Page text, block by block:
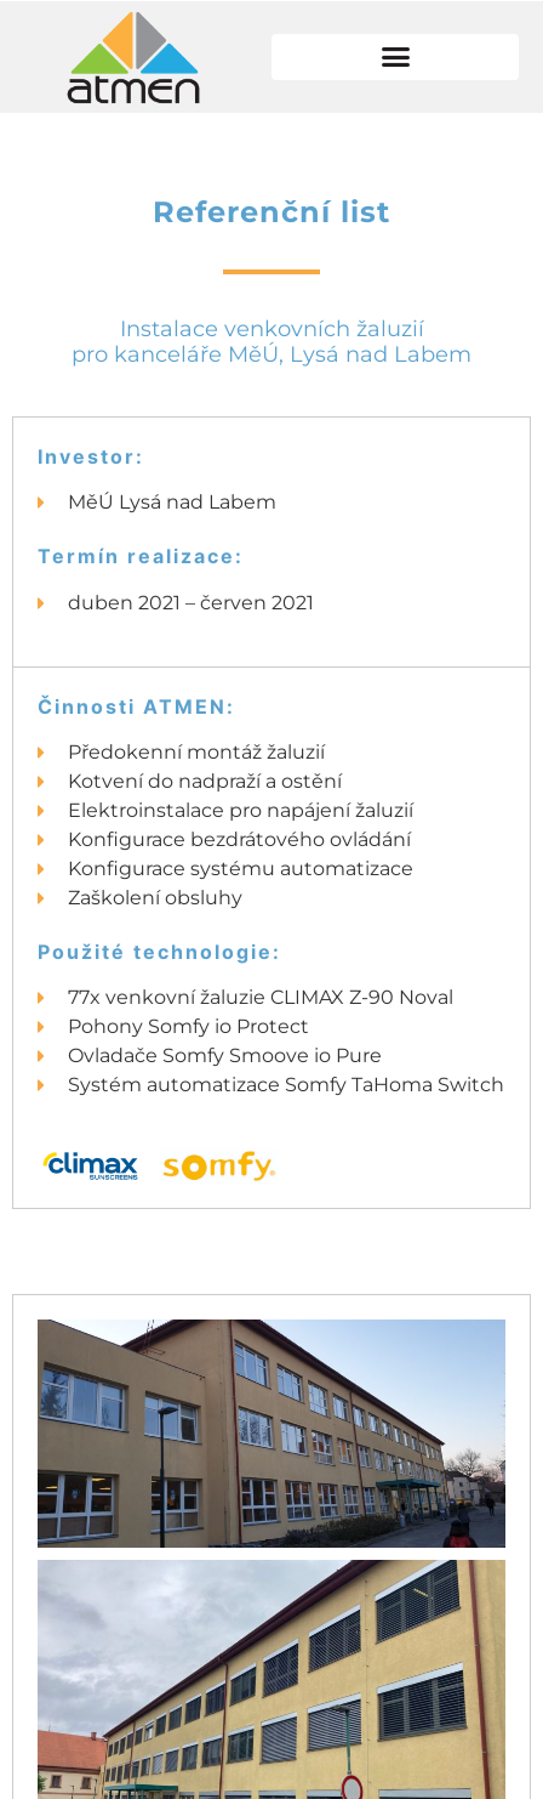
Referenční list
Instalace venkovních žaluzií
pro kanceláře MěÚ, Lysá nad Labem
Investor:
MěÚ Lysá nad Labem
Termín realizace:
duben 2021 – červen 2021
Činnosti ATMEN:
Předokenní montáž žaluzií
Kotvení do nadpraží a ostění
Elektroinstalace pro napájení žaluzií
Konfigurace bezdrátového ovládání
Konfigurace systému automatizace
Zaškolení obsluhy
Použité technologie:
77x venkovní žaluzie CLIMAX Z-90 Noval
Pohony Somfy io Protect
Ovladače Somfy Smoove io Pure
Systém automatizace Somfy TaHoma Switch